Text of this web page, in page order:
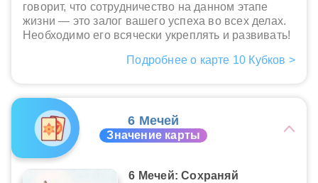
говорит, что сотрудничество на данном этапе
жизни — это залог вашего успеха во всех делах.
Необходимо его всячески укреплять и развивать!
Подробнее о карте 10 Кубков >
6 Мечей
Значение карты
6 Мечей: Сохраняй